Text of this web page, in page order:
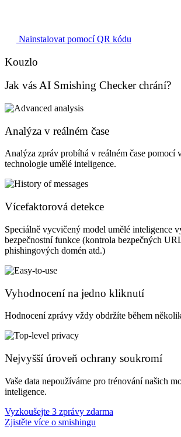
Nainstalovat pomocí QR kódu
Kouzlo
Jak vás AI Smishing Checker chrání?
Analýza v reálném čase
Analýza zpráv probíhá v reálném čase pomocí
technologie umělé inteligence.
Vícefaktorová detekce
Speciálně vycvičený model umělé inteligence
bezpečnostní funkce (kontrola bezpečných
phishingových domén atd.)
Vyhodnocení na jedno kliknutí
Hodnocení zprávy vždy obdržíte během
Nejvyšší úroveň ochrany soukromí
Vaše data nepoužíváme pro trénování našich
inteligence.
Vyzkoušejte 3 zprávy zdarma
Zjistěte více o smishingu